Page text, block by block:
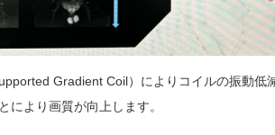
Gradient Coil）によりコイルの振動低
により画質が向上します。